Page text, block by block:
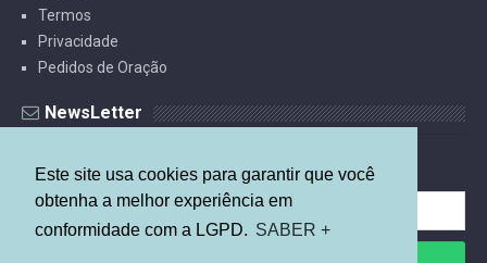
Este site usa cookies para garantir que você
obtenha a melhor experiência em
conformidade com a LGPD. SABER +
Termos
Privacidade
Pedidos de Oração
NewsLetter